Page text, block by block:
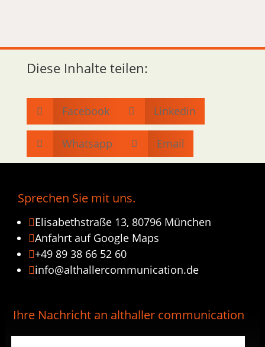
Diese Inhalte teilen:
 Facebook  Linkedin
 Whatsapp  Email
Sprechen Sie mit uns.
Elisabethstraße 13, 80796 München
Anfahrt auf Google Maps
+49 89 38 66 52 60
info@althallercommunication.de
Ihre Nachricht an althaller communication